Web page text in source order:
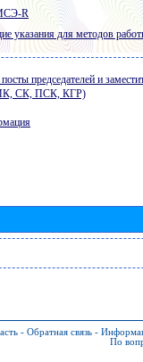
R
указания для методов
председателей и
СК, ПСК, КГР)
- Обратная связь -
По